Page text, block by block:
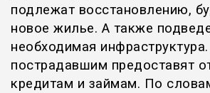
подлежат восстановлению,
новое жилье. А также
необходимая
пострадавшим предоставят
кредитам и займам. По